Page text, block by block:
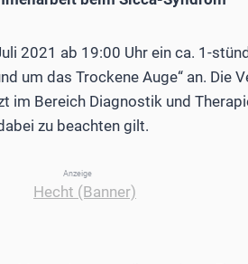
2021 ab 19:00 Uhr ein ca. 1-
um das Trockene Auge“ an. Die
Bereich Diagnostik und
zu beachten gilt.
Anzeige